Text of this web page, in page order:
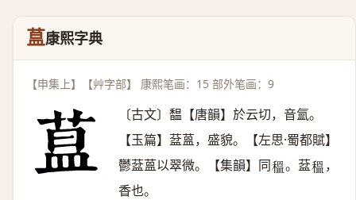
蒀康熙字典
【申集上】【艸字部】 康熙笔画：15 部外笔画：9
〔古文〕馧【唐韻】於云切，音氳。
【玉篇】葐蒕，盛貌。【左思·蜀都賦】
鬱葐蒕以翠微。【集韻】同𥠺。葐𥠺，
香也。